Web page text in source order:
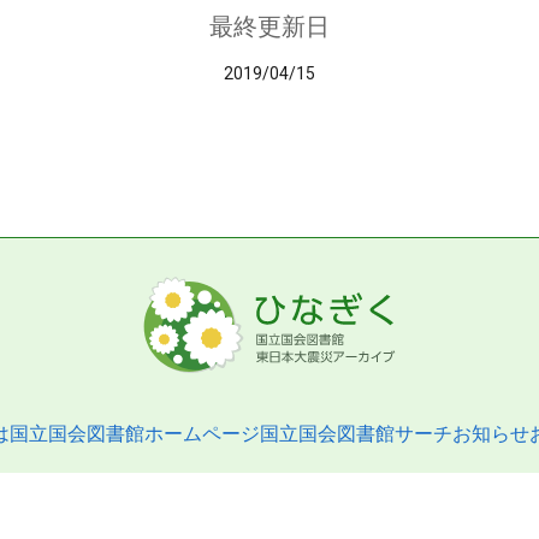
最終更新日
2019/04/15
国立国会図書館ホームページ国立国会図書館サーチお知らせ